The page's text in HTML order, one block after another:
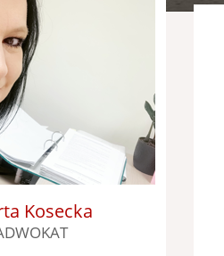
Kosecka